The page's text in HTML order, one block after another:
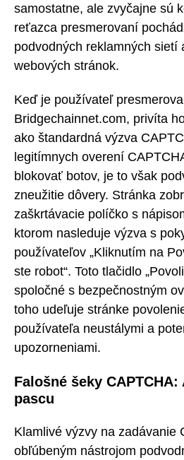
samostatne, ale zvyčajne sú
reťazca presmerovaní
podvodných reklamných sietí
webových stránok.
Keď je používateľ
Bridgechainnet.com, privíta
ako štandardná výzva
legitímnych overení
blokovať botov, je to však
zneužitie dôvery. Stránka
zaškrtávacie políčko s
ktorom nasleduje výzva s
používateľov „Kliknutím na
ste robot“. Toto tlačidlo
spoločné s bezpečnostným
toho udeľuje stránke
používateľa neustálymi a
upozorneniami.
Falošné šeky
pascu
Klamlivé výzvy na zadávanie
obľúbeným nástrojom